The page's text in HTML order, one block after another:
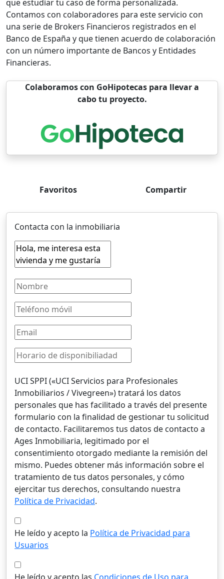
que estudiar tu caso de forma personalizada.
Contamos con colaboradores para este servicio con
una serie de Brokers Financieros registrados en el
Banco de España y que tienen acuerdo de colaboración
con un número importante de Bancos y Entidades
Financieras.
Colaboramos con GoHipotecas para llevar a
cabo tu proyecto.
Favoritos Compartir
Contacta con la inmobiliaria
UCI SPPI («UCI Servicios para Profesionales
Inmobiliarios / Vivegreen») tratará los datos
personales que has facilitado a través del presente
formulario con la finalidad de gestionar tu solicitud
de contacto. Facilitaremos tus datos de contacto a
Ages Inmobiliaria, legitimado por el
consentimiento otorgado mediante la remisión del
mismo. Puedes obtener más información sobre el
tratamiento de tus datos personales, y cómo
ejercitar tus derechos, consultando nuestra
Política de Privacidad.
He leído y acepto la Política de Privacidad para
Usuarios